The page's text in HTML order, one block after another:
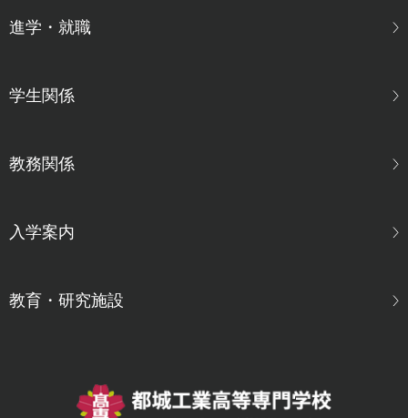
進学・就職
学生関係
教務関係
入学案内
教育・研究施設